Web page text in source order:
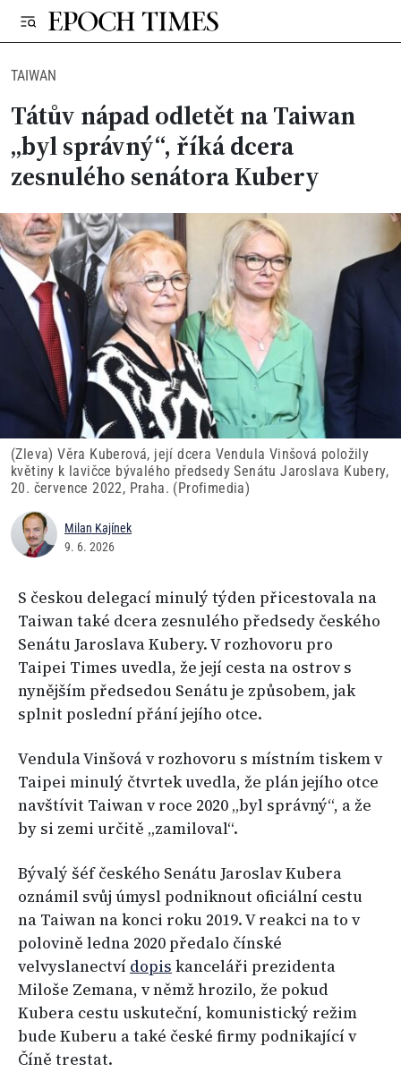
TAIWAN
Tátův nápad odletět na Taiwan
„byl správný“, říká dcera
zesnulého senátora Kubery
(Zleva) Věra Kuberová, její dcera Vendula Vinšová položily
květiny k lavičce bývalého předsedy Senátu Jaroslava Kubery,
20. července 2022, Praha. (Profimedia)
Milan Kajínek
9. 6. 2026
S českou delegací minulý týden přicestovala na
Taiwan také dcera zesnulého předsedy českého
Senátu Jaroslava Kubery. V rozhovoru pro
Taipei Times uvedla, že její cesta na ostrov s
nynějším předsedou Senátu je způsobem, jak
splnit poslední přání jejího otce.
Vendula Vinšová v rozhovoru s místním tiskem v
Taipei minulý čtvrtek uvedla, že plán jejího otce
navštívit Taiwan v roce 2020 „byl správný“, a že
by si zemi určitě „zamiloval“.
Bývalý šéf českého Senátu Jaroslav Kubera
oznámil svůj úmysl podniknout oficiální cestu
na Taiwan na konci roku 2019. V reakci na to v
polovině ledna 2020 předalo čínské
velvyslanectví dopis kanceláři prezidenta
Miloše Zemana, v němž hrozilo, že pokud
Kubera cestu uskuteční, komunistický režim
bude Kuberu a také české firmy podnikající v
Číně trestat.